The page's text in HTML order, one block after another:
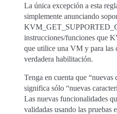
La única excepción a esta
simplemente anunciando
instrucciones/funciones que
que utilice una VM y para las
verdadera habilitación.
Tenga en cuenta que “nuevas
significa sólo “nuevas
Las nuevas funcionalidades
validadas usando las